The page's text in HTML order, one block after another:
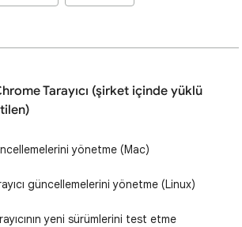
Tarayıcı (şirket içinde yüklü
yönetme (Mac)
güncellemelerini yönetme (Linux)
yeni sürümlerini test etme